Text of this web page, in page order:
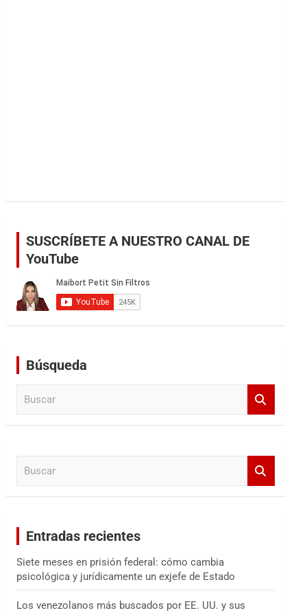
SUSCRÍBETE A NUESTRO CANAL DE
YouTube
Búsqueda
Entradas recientes
Siete meses en prisión federal: cómo cambia
psicológica y jurídicamente un exjefe de Estado
Los venezolanos más buscados por EE. UU. y sus